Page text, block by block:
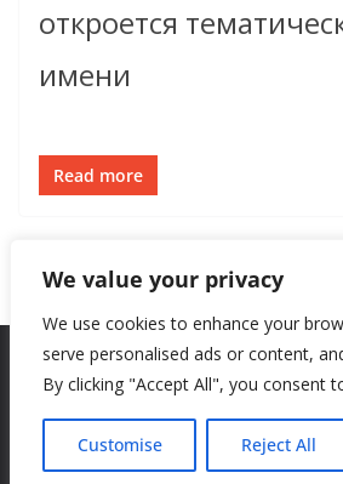
We value your privacy
We use cookies to enhance your
serve personalised ads or content,
By clicking "Accept All", you consent
Customise Reject All
откроется
имени
Read more
Theme:ColorMag by ThemeGrill.